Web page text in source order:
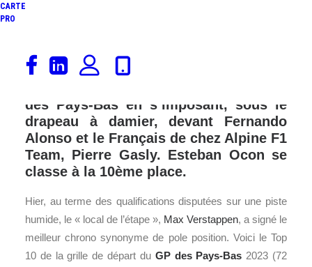
CARTE
PRO
Pour la « rentrée des classes » de la
Formule 1, après la trêve estivale, Max
des Pays-Bas en s’imposant, sous le
drapeau à damier, devant Fernando
Alonso et le Français de chez Alpine F1
Team, Pierre Gasly. Esteban Ocon se
classe à la 10ème place.
Hier, au terme des qualifications disputées sur une piste
humide, le « local de l’étape », Max Verstappen, a signé le
meilleur chrono synonyme de pole position. Voici le Top
10 de la grille de départ du GP des Pays-Bas 2023 (72